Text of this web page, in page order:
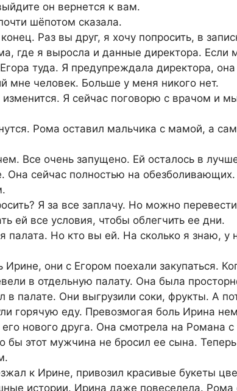
он вернется к вам.
шёпотом сказала.
Раз вы друг, я хочу попросить, в
где я выросла и данные директора. Если
туда. Я предупреждала директора, она
мне человек. Больше у меня никого нет.
Я сейчас поговорю с врачом и
Рома оставил мальчика с мамой, а
Все очень запущено. Ей осталось в
сейчас полностью на
Я за все заплачу. Но можно
ей все условия, чтобы облегчить ее дни.
палата. Но кто вы ей. На сколько я знаю, у
они с Егором поехали закупаться.
в отдельную палату. Она была
в палате. Они выгрузили соки, фрукты. А
горячую еду. Превозмогая боль Ирина
нового друга. Она смотрела на Романа
бы этот мужчина не бросил ее сына.
к Ирине, привозил красивые букеты
истории. Ирина даже повеселела. Рома